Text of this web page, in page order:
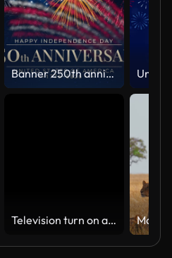
Banner 250th anniversary of the USA. 250 years of independence. 4th of july 2026 usa independence day, video greeting card. US flag fireworks on blue sky background. Fourth of july. 4k seamless loop
Television turn on and off. Switch on tv effect, switch off tv effect. Turn on Lcd TV effect, turn off TV effect . Led Tv on and off on black background